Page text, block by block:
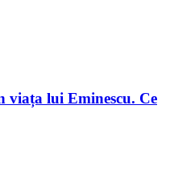
viața lui Eminescu. Ce